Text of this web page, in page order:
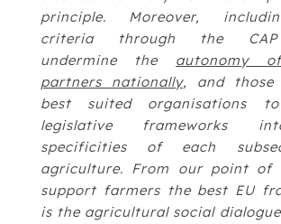
principle. Moreover,
criteria through the
undermine the autonomy
partners nationally, and those
best suited organisations
legislative frameworks
specificities of each
agriculture. From our point of
support farmers the best EU
is the agricultural social